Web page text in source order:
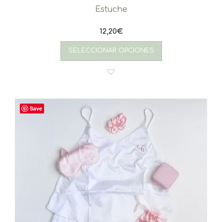
Estuche
12,20€
SELECCIONAR OPCIONES
Save